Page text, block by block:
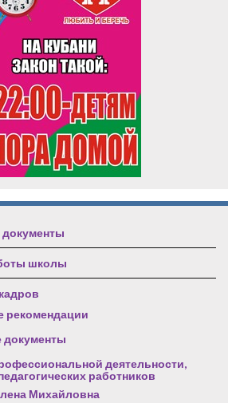
школы
рекомендации
деятельности,
работников
Михайловна